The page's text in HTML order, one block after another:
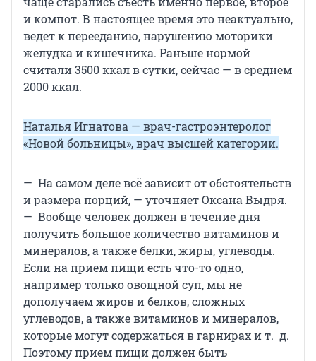
и компот. В настоящее время это неактуально,
ведет к перееданию, нарушению моторики
желудка и кишечника. Раньше нормой
считали 3500 ккал в сутки, сейчас — в среднем
2000 ккал.
Наталья Игнатова — врач-гастроэнтеролог
«Новой больницы», врач высшей категории.
— На самом деле всё зависит от обстоятельств
и размера порций, — уточняет Оксана Выдря.
— Вообще человек должен в течение дня
получить большое количество витаминов и
минералов, а также белки, жиры, углеводы.
Если на прием пищи есть что-то одно,
например только овощной суп, мы не
дополучаем жиров и белков, сложных
углеводов, а также витаминов и минералов,
которые могут содержаться в гарнирах и т. д.
Поэтому прием пищи должен быть